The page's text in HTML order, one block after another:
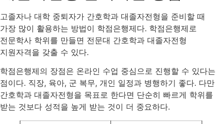
고졸자나 대학 중퇴자가 간호학과 대졸자전형을 준비할 때
가장 많이 활용하는 방법이 학점은행제다. 학점은행제로
전문학사 학위를 만들면 전문대 간호학과 대졸자전형
지원자격을 갖출 수 있다.
학점은행제의 장점은 온라인 수업 중심으로 진행할 수 있다는
점이다. 직장, 육아, 군 복무, 개인 일정과 병행하기 좋다. 다만
간호학과 대졸자전형을 목표로 한다면 단순히 빠르게 학위를
받는 것보다 성적을 높게 받는 것이 더 중요하다.